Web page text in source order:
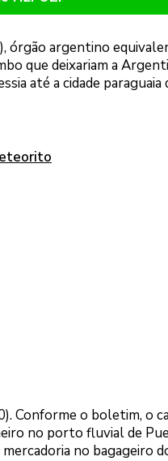
órgão argentino
que deixariam a
até a cidade
Conforme o boletim, o
no porto fluvial de
no bagageiro